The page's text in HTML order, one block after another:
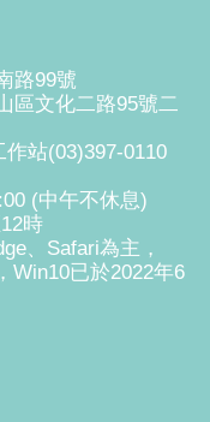
路99號
區文化二路95號二
作站(03)397-0110
(中午不休息)
時
、Safari為主，
Win10已於2022年6